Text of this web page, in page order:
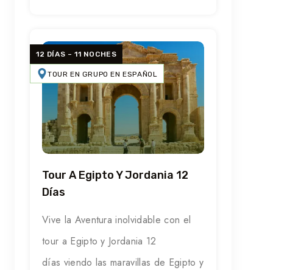
12 DÍAS – 11 NOCHES
TOUR EN GRUPO EN ESPAÑOL
Tour A Egipto Y Jordania 12
Días
Vive la Aventura inolvidable con el
tour a Egipto y Jordania 12
días viendo las maravillas de Egipto y